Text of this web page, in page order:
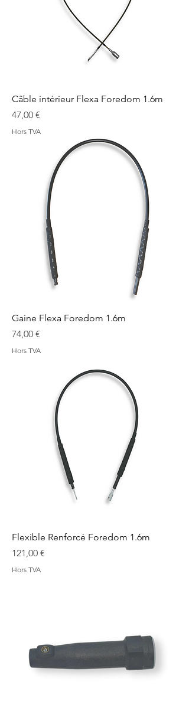
Câble intérieur Flexa Foredom 1.6m
Prix
47,00 €
Hors TVA
Gaine Flexa Foredom 1.6m
Prix
74,00 €
Hors TVA
Flexible Renforcé Foredom 1.6m
Prix
121,00 €
Hors TVA